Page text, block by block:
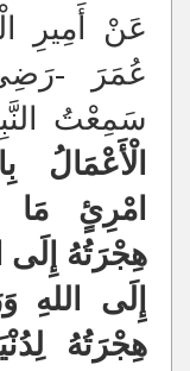
عَنْ أَمِيرِ
عُمَرَ -
سَمِعْتُ
الْأَعْمَالُ
امْرِئٍ
هِجْرَتُهُ إِلَى
إِلَى اللهِ
هِجْرَتُهُ